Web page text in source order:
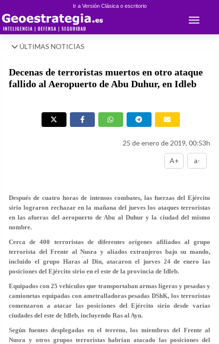
Ir a Versión Clásica o escritorio
Toggle
ÚLTIMAS NOTICIAS
Decenas de terroristas muertos en otro ataque
fallido al Aeropuerto de Abu Duhur, en Idleb
25 de enero de 2019, 00:53h
A+ a-
Después de cuatro horas de intensos combates, las fuerzas del Ejército
sirio lograron rechazar en la mañana del jueves los ataques terroristas
en las afueras del aeropuerto de Abu al Duhur y la ciudad del mismo
nombre.
Cerca de 400 terroristas de diferentes orígenes afiliados al grupo
terrorista del Frente al Nusra y aliados extranjeros bajo su mando,
incluido el grupo Haras al Din, atacaron el jueves 24 de enero las
posiciones del Ejército sirio en el este de la provincia de Idleb.
Equipados con 25 vehículos que transportaban armas ligeras y pesadas y
camionetas equipadas con ametralladoras pesadas DShK, los terroristas
comenzaron a atacar las posiciones del Ejército sirio desde varias
ciudades del este de Idleb, incluyendo Ras al Ayn.
Según fuentes desplegadas en el terreno, los miembros del Frente al
Nusra y otros grupos terroristas habrían atacado las posiciones del